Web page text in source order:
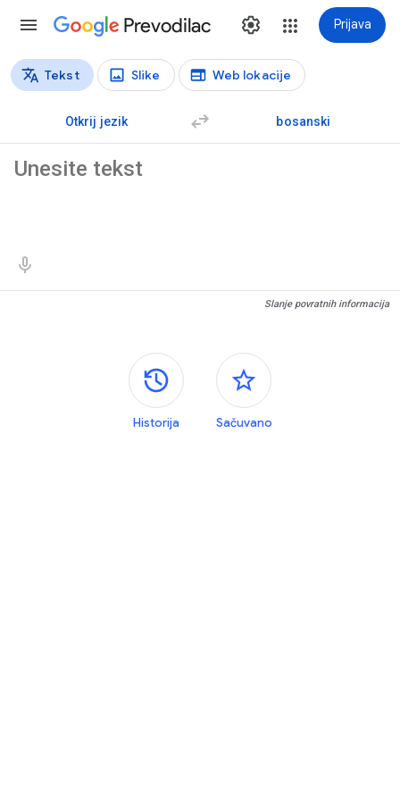
Prevodilac Prijava
Vrste prijevoda
Tekst Slike Web lokacije
Otkrij jezik bosanski
Slanje povratnih informacija
Bočne ploče
Historija Sačuvano